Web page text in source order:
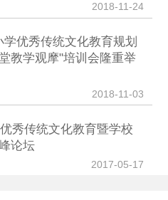
2018-11-24
学优秀传统文化教育规划
教学观摩"培训会隆重举
2018-11-03
秀传统文化教育暨学校
论坛
2017-05-17